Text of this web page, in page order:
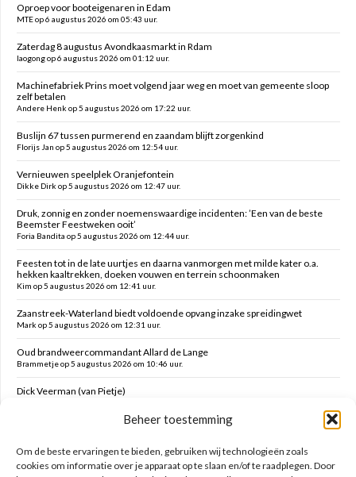
Beheer toestemming
Om de beste ervaringen te bieden, gebruiken wij technologieën zoals
cookies om informatie over je apparaat op te slaan en/of te raadplegen. Door
Oproep voor booteigenaren in Edam
MTE op 6 augustus 2026 om 05:43 uur.
Zaterdag 8 augustus Avondkaasmarkt in Rdam
laogong op 6 augustus 2026 om 01:12 uur.
Machinefabriek Prins moet volgend jaar weg en moet van gemeente sloop
zelf betalen
Andere Henk op 5 augustus 2026 om 17:22 uur.
Buslijn 67 tussen purmerend en zaandam blijft zorgenkind
Florijs Jan op 5 augustus 2026 om 12:54 uur.
Vernieuwen speelplek Oranjefontein
Dikke Dirk op 5 augustus 2026 om 12:47 uur.
Druk, zonnig en zonder noemenswaardige incidenten: ’Een van de beste
Beemster Feestweken ooit’
Foria Bandita op 5 augustus 2026 om 12:44 uur.
Feesten tot in de late uurtjes en daarna vanmorgen met milde kater o.a.
hekken kaaltrekken, doeken vouwen en terrein schoonmaken
Kim op 5 augustus 2026 om 12:41 uur.
Zaanstreek-Waterland biedt voldoende opvang inzake spreidingwet
Mark op 5 augustus 2026 om 12:31 uur.
Oud brandweercommandant Allard de Lange
Brammetje op 5 augustus 2026 om 10:46 uur.
Dick Veerman (van Pietje)
Volendam zoekt oppassers voor jonge kinderen tijdens kermis